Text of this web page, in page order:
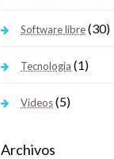
Software libre(30)
Tecnologia (1)
Videos(5)
Archivos